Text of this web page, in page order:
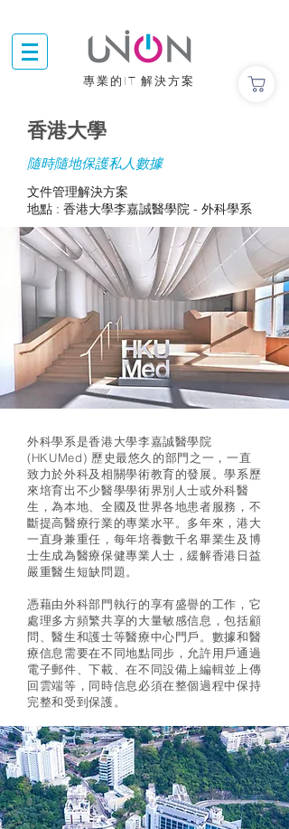
專業的IT 解決方案
香港大學
隨時隨地保護私人數據
文件管理解決方案
地點 : 香港大學李嘉誠醫學院 - 外科學系
外科學系是香港大學李嘉誠醫學院
(HKUMed) 歷史最悠久的部門之一，一直
致力於外科及相關學術教育的發展。學系歷
來培育出不少醫學學術界別人士或外科醫
生，為本地、全國及世界各地患者服務，不
斷提高醫療行業的專業水平。多年來，港大
一直身兼重任，每年培養數千名畢業生及博
士生成為醫療保健專業人士，緩解香港日益
嚴重醫生短缺問題。
憑藉由外科部門執行的享有盛譽的工作，它
處理多方頻繁共享的大量敏感信息，包括顧
問、醫生和護士等醫療中心門戶。數據和醫
療信息需要在不同地點同步，允許用戶通過
電子郵件、下載、在不同設備上編輯並上傳
回雲端等，同時信息必須在整個過程中保持
完整和受到保護。